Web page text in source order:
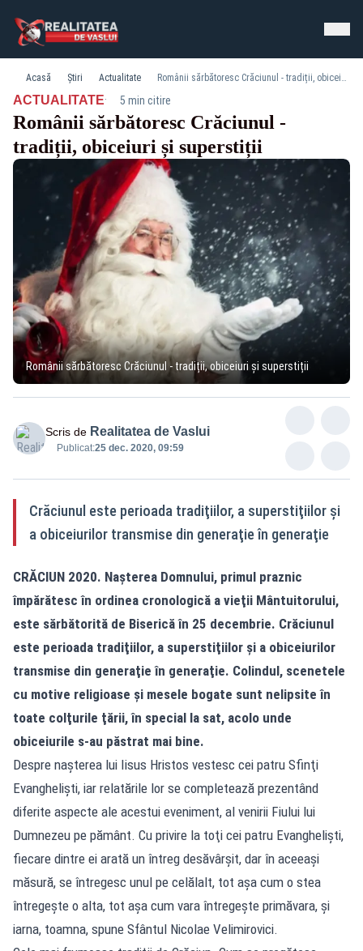
Acasă Știri Actualitate Românii sărbătoresc Crăciunul - tradiții, obiceiuri și superstiții
ACTUALITATE· 5 min citire
Românii sărbătoresc Crăciunul -
tradiții, obiceiuri și superstiții
Românii sărbătoresc Crăciunul - tradiții, obiceiuri și superstiții
Scris de Realitatea de Vaslui
Publicat:25 dec. 2020, 09:59
Crăciunul este perioada tradiţiilor, a superstiţiilor şi
a obiceiurilor transmise din generaţie în generaţie
CRĂCIUN 2020. Naşterea Domnului, primul praznic
împărătesc în ordinea cronologică a vieţii Mântuitorului,
este sărbătorită de Biserică în 25 decembrie. Crăciunul
este perioada tradiţiilor, a superstiţiilor şi a obiceiurilor
transmise din generaţie în generaţie. Colindul, scenetele
cu motive religioase şi mesele bogate sunt nelipsite în
toate colţurile ţării, în special la sat, acolo unde
obiceiurile s-au păstrat mai bine.
Despre naşterea lui Iisus Hristos vestesc cei patru Sfinţi
Evanghelişti, iar relatările lor se completează prezentând
diferite aspecte ale acestui eveniment, al venirii Fiului lui
Dumnezeu pe pământ. Cu privire la toţi cei patru Evanghelişti,
fiecare dintre ei arată un întreg desăvârşit, dar în aceeaşi
măsură, se întregesc unul pe celălalt, tot aşa cum o stea
întregeşte o alta, tot aşa cum vara întregeşte primăvara, şi
iarna, toamna, spune Sfântul Nicolae Velimirovici.